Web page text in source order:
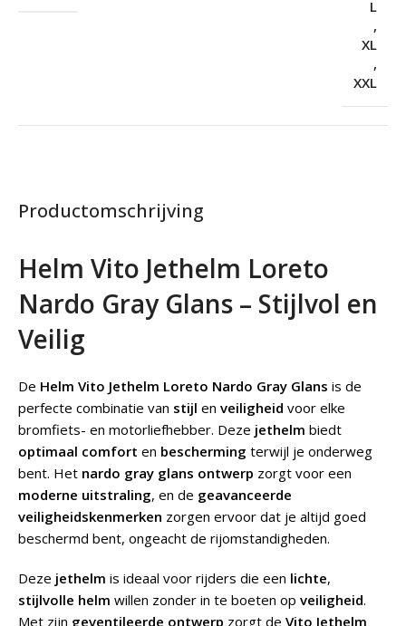
Productomschrijving
Helm Vito Jethelm Loreto
Nardo Gray Glans – Stijlvol en
Veilig
De Helm Vito Jethelm Loreto Nardo Gray Glans is de
perfecte combinatie van stijl en veiligheid voor elke
bromfiets- en motorliefhebber. Deze jethelm biedt
optimaal comfort en bescherming terwijl je onderweg
bent. Het nardo gray glans ontwerp zorgt voor een
moderne uitstraling, en de geavanceerde
veiligheidskenmerken zorgen ervoor dat je altijd goed
beschermd bent, ongeacht de rijomstandigheden.
Deze jethelm is ideaal voor rijders die een lichte,
stijlvolle helm willen zonder in te boeten op veiligheid.
Met zijn geventileerde ontwerp zorgt de Vito Jethelm
L
,
XL
,
XXL